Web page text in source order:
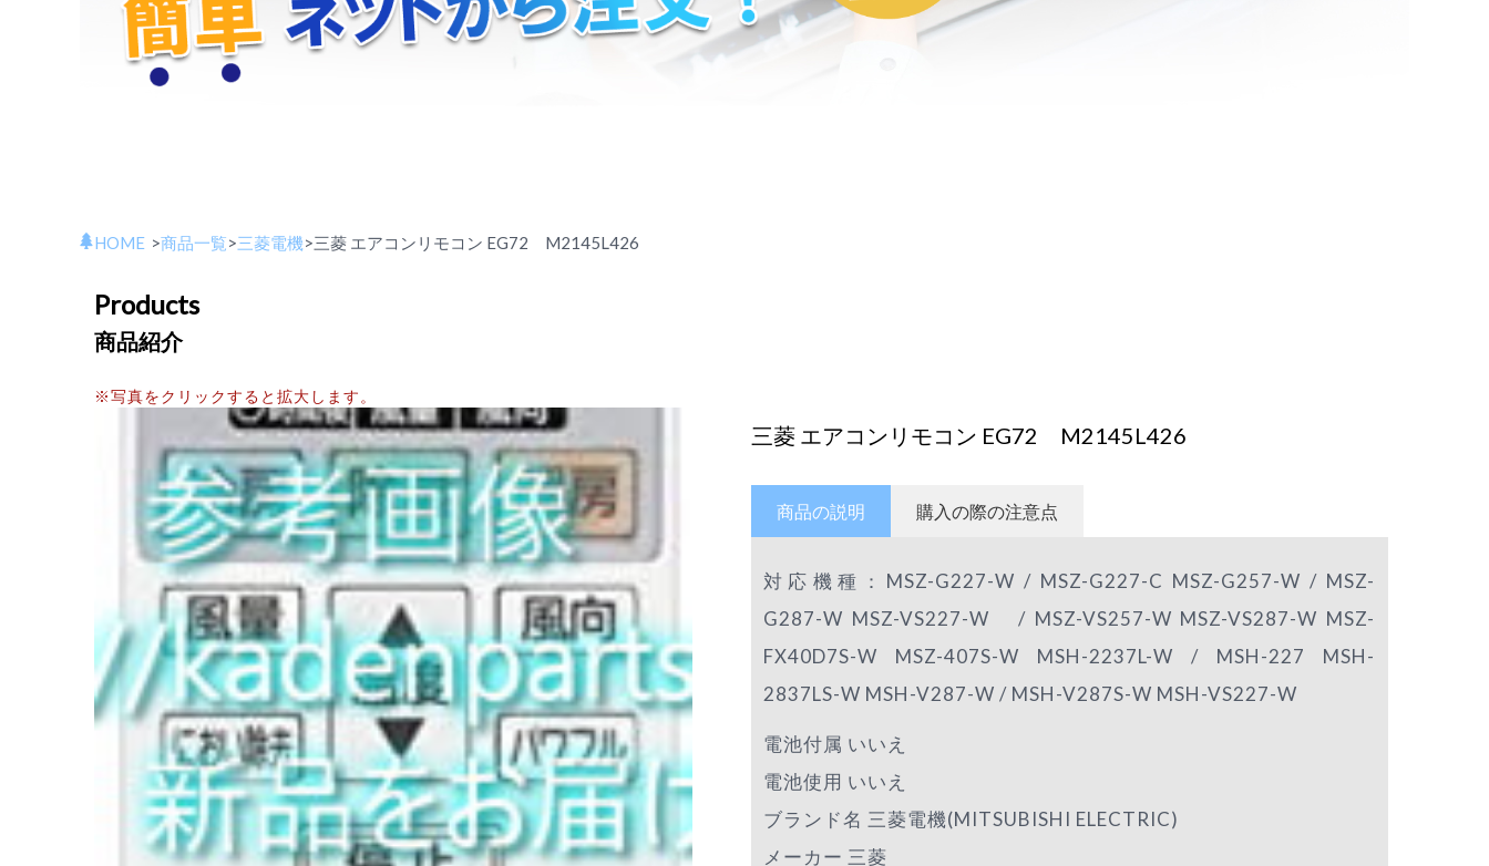
HOME >商品一覧>三菱電機>三菱 エアコンリモコン EG72 M2145L426
Products
商品紹介
※写真をクリックすると拡大します。
三菱 エアコンリモコン EG72 M2145L426
商品の説明
対応機種：MSZ-G227-W / MSZ-G227-C MSZ-G257-W / MSZ-
G287-W MSZ-VS227-W / MSZ-VS257-W MSZ-VS287-W MSZ-
FX40D7S-W MSZ-407S-W MSH-2237L-W / MSH-227 MSH-
2837LS-W MSH-V287-W / MSH-V287S-W MSH-VS227-W
電池付属 いいえ
電池使用 いいえ
ブランド名 三菱電機(MITSUBISHI ELECTRIC)
メーカー 三菱
購入の際の注意点